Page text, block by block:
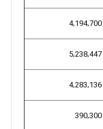
4,194,700
5,238,447
4,283,136
390,300